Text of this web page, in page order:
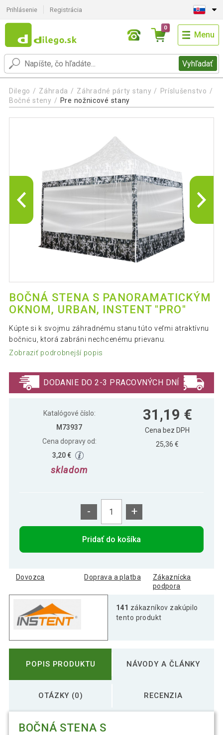
Prihlásenie Registrácia
Vyhľadať
0
Menu
Dilego Záhrada Záhradné párty stany
Príslušenstvo
Bočné steny
Pre nožnicové stany
BOČNÁ STENA S PANORAMATICKÝM
OKNOM, URBAN, INSTENT "PRO"
Kúpte si k svojmu záhradnému stanu túto veľmi atraktívnu
bočnicu, ktorá zabráni nechcenému prievanu.
Zobraziť podrobnejší popis
DODANIE DO 2-3 PRACOVNÝCH DNÍ
Katalógové číslo:
M73937
Cena dopravy od:
3,20 €
skladom
31,19 €
Cena bez DPH
25,36 €
- +
Pridať do košíka
Dovozca Doprava a platba
Zákaznícka
podpora
141 zákazníkov zakúpilo
tento produkt
POPIS PRODUKTU NÁVODY A ČLÁNKY
OTÁZKY (0) RECENZIA
BOČNÁ STENA S